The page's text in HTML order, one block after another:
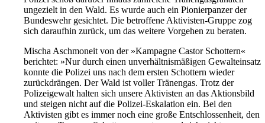
ungezielt in den Wald. Es wurde auch ein Pionierpanzer der
Bundeswehr gesichtet. Die betroffene Aktivisten-Gruppe zog
sich daraufhin zurück, um das weitere Vorgehen zu beraten.
Mischa Aschmoneit von der »Kampagne Castor Schottern«
berichtet: »Nur durch einen unverhältnismäßigen Gewalteinsatz
konnte die Polizei uns nach dem ersten Schottern wieder
zurückdrängen. Der Wald ist voller Tränengas. Trotz der
Polizeigewalt halten sich unsere Aktivisten an das Aktionsbild
und steigen nicht auf die Polizei-Eskalation ein. Bei den
Aktivisten gibt es immer noch eine große Entschlossenheit, den